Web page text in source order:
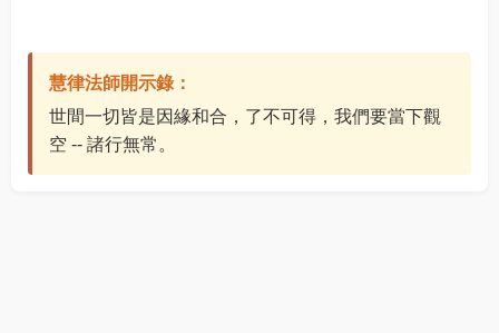
慧律法師開示錄：
世間一切皆是因緣和合，了不可得，我們要當下觀
空 -- 諸行無常。